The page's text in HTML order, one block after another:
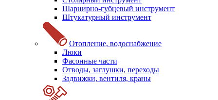
Шарнирно-губцевый инструмент
Штукатурный инструмент
Отопление, водоснабжение
Люки
Фасонные части
Отводы, заглушки, переходы
Задвижки, вентиля, краны